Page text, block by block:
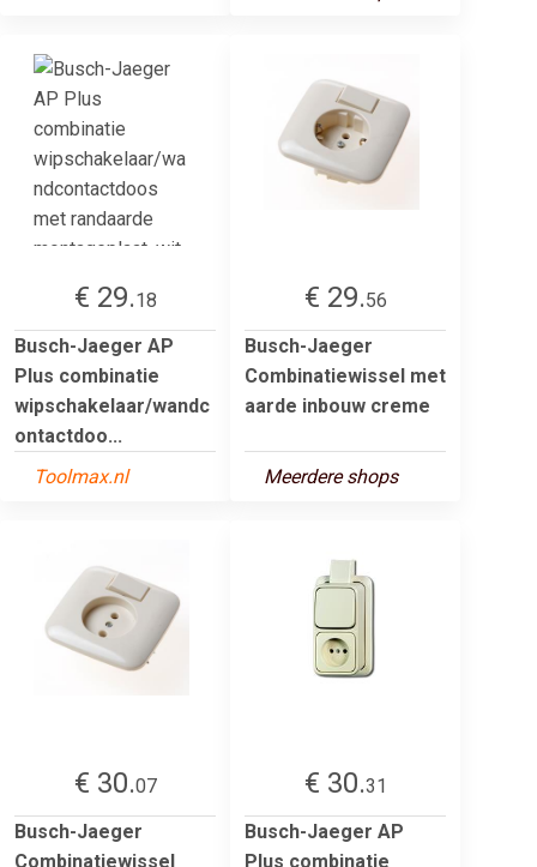
€ 29.18
Busch-Jaeger AP
Plus combinatie
wipschakelaar/wandc
ontactdoo...
Toolmax.nl
€ 29.56
Busch-Jaeger
Combinatiewissel met
aarde inbouw creme
Meerdere shops
€ 30.07
Busch-Jaeger
Combinatiewissel
€ 30.31
Busch-Jaeger AP
Plus combinatie